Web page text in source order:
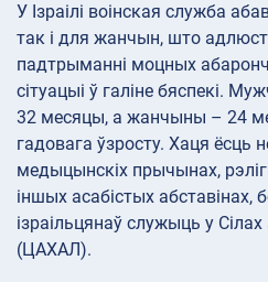
У Ізраілі воінская служба
так і для жанчын, што
падтрыманні моцных
сітуацыі ў галіне бяспекі.
32 месяцы, а жанчыны – 24
гадовага ўзросту. Хаця ёсць
медыцынскіх прычынах,
іншых асабістых
ізраільцянаў служыць у
(ЦАХАЛ).